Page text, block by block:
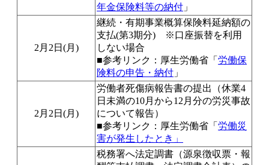
年金保険料等の納付 」
2月2日(月)
継続・有期事業概算保険料延納額の
支払(第3期分) ※口座振替を利用
しない場合
■参考リンク：厚生労働省「 労働保
険料の申告・納付 」
2月2日(月)
労働者死傷病報告書の提出（休業4
日未満の10月から12月分の労災事故
について報告）
■参考リンク：厚生労働省「 労働災
害が発生したとき」
税務署へ法定調書（源泉徴収票・報